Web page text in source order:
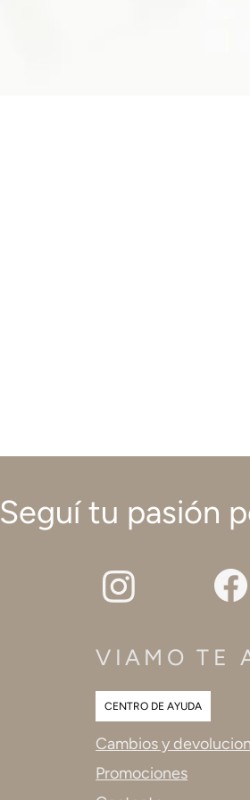
Seguí tu pasión
VIAMO TE
CENTRO DE AYUDA
Cambios y
Promociones